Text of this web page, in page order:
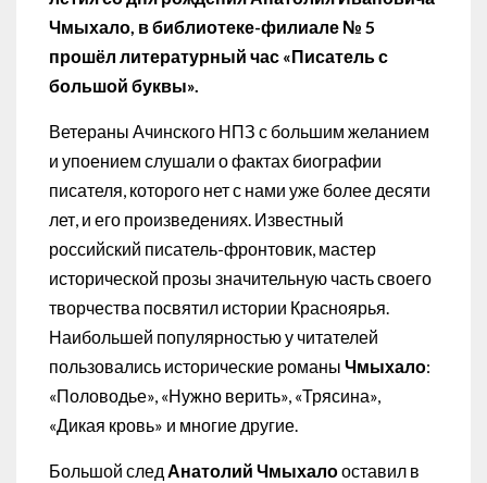
Чмыхало, в библиотеке-филиале № 5
прошёл литературный час «Писатель с
большой буквы».
Ветераны Ачинского НПЗ с большим желанием
и упоением слушали о фактах биографии
писателя, которого нет с нами уже более десяти
лет, и его произведениях. Известный
российский писатель-фронтовик, мастер
исторической прозы значительную часть своего
творчества посвятил истории Красноярья.
Наибольшей популярностью у читателей
пользовались исторические романы Чмыхало:
«Половодье», «Нужно верить», «Трясина»,
«Дикая кровь» и многие другие.
Большой след Анатолий Чмыхалооставил в